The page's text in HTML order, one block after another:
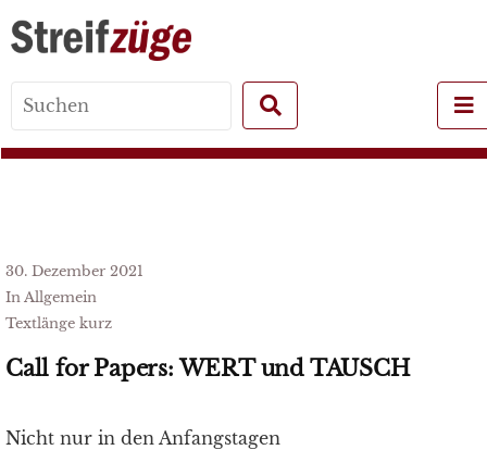
for:
30. Dezember 2021
In Allgemein
Textlänge kurz
Call for Papers: WERT und TAUSCH
Nicht nur in den Anfangstagen